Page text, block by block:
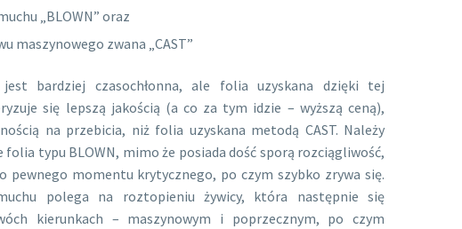
„BLOWN” oraz
maszynowego zwana „CAST”
bardziej czasochłonna, ale folia uzyskana dzięki tej
się lepszą jakością (a co za tym idzie – wyższą ceną),
na przebicia, niż folia uzyskana metodą CAST. Należy
folia typu BLOWN, mimo że posiada dość sporą rozciągliwość,
pewnego momentu krytycznego, po czym szybko zrywa się.
polega na roztopieniu żywicy, która następnie się
kierunkach – maszynowym i poprzecznym, po czym